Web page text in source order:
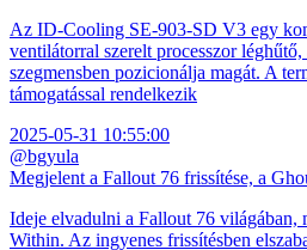
Az ID-Cooling SE-903-SD V3 egy
ventilátorral szerelt processzor
szegmensben pozicionálja magát. A
támogatással rendelkezik
2025-05-31 10:55:00
@bgyula
Megjelent a Fallout 76 frissítése, a
Ideje elvadulni a Fallout 76 világában,
Within. Az ingyenes frissítésben